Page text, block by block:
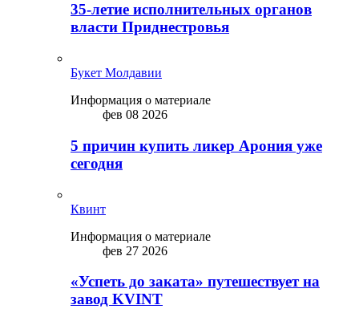
35-летие исполнительных органов
власти Приднестровья
Букет Молдавии
Информация о материале
фев 08 2026
5 причин купить ликep Арония уже
сегодня
Квинт
Информация о материале
фев 27 2026
«Успеть до заката» путешествует на
завод KVINT